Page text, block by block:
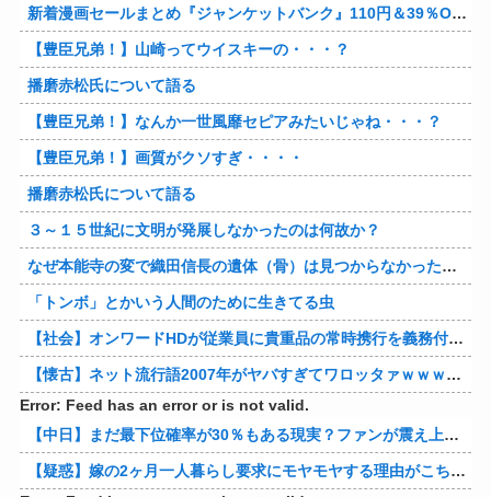
新着漫画セールまとめ『ジャンケットバンク』110円＆39％OFF！『クレヨンしんちゃん』はなんと各33円に！
【豊臣兄弟！】山崎ってウイスキーの・・・？
播磨赤松氏について語る
【豊臣兄弟！】なんか一世風靡セピアみたいじゃね・・・？
【豊臣兄弟！】画質がクソすぎ・・・・
播磨赤松氏について語る
３～１５世紀に文明が発展しなかったのは何故か？
なぜ本能寺の変で織田信長の遺体（骨）は見つからなかったのか
「トンボ」とかいう人間のために生きてる虫
【社会】オンワードHDが従業員に貴重品の常時携行を義務付け 熊本地震被災を受けて
【懐古】ネット流行語2007年がヤバすぎてワロッタァｗｗｗｗｗｗｗｗ
Error: Feed has an error or is not valid.
【中日】まだ最下位確率が30％もある現実？ファンが震え上がる夏の風物詩と自虐ネタの嵐
【疑惑】嫁の2ヶ月一人暮らし要求にモヤモヤする理由がこちらwww 他